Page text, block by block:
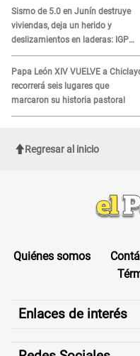
Sismo de 5.0 en Junín destruye
viviendas, deja un herido y
deslizamientos en laderas: IGP
alerta sobre posibles réplicas
Papa León XIV VUELVE a
recorrerá seis lugares que
marcaron su historia pastoral
Regresar al inicio
Quiénes somos
Enlaces de interés